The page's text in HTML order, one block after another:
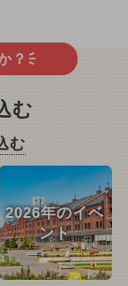
？
む
む
2026年のイベ
ント